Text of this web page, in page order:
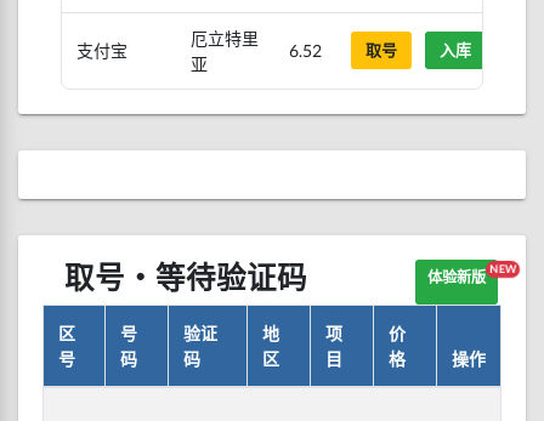
支付宝
厄立特里
亚
6.52 取号 入库
取号・等待验证码 体验新版 NEW
区
号
号
码
验证
码
地
区
项
目
价
格
操作